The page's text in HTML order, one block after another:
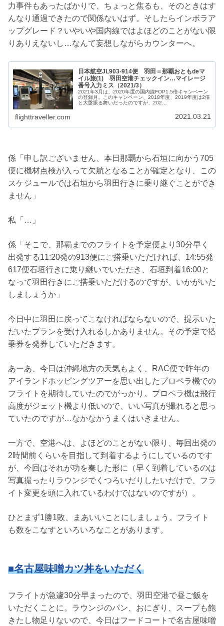
力事件もあったばかりで、ちょっと焦るも、そのときはす
んなり通過できたので関係ないはず。そしたらインボラア
ップグレード？いやいや国内線ではよほどのことがない限
りありえないし…なんて妄想しながらカウンターへ。
日本航空JL903-914便 羽田＝那覇おともdeマ
イル旅(1) 羽田空港チェックイン…マイレージ
番号入力ミス（2021/3）
2021年3月は、2020年度の国内線FOP1.5倍キャンペーン
の登録月。このキャンペーン、2018年度、2019年度は2倍
と大盤振る舞いだったのですが、202...
flighttraveller.com 2021.03.21
係「申し訳ございません、本日那覇から石垣に向かう705
便に機材点検が入って欠航となることが確定となり、この
スケジュールでは石垣から羽田行きに乗り継ぐことができ
ません」
私「…」
係「そこで、那覇までのフライトを予定便より30分早く
出発する11:20発の913便にご搭乗いただければ、14:55発
617便石垣行きに乗り継いでいただき、石垣到着16:00と
なって羽田行きにご搭乗いただけるのですが、いかがいた
しましょうか」
今日中に羽田に戻ってこなければならないので、提示いた
だいたプランを受け入れるしかありません。その予定で搭
乗券を発券していただきます。
あーあ、今日は沖縄地方の天気もよく、RAC便で昨年の
アイランドホッピングツアーを思い出したプロペラ機での
フライトを期待していたのでがっかり。プロペラ機は飛行
高度がジェット機より低いので、いい写真が撮れると思っ
ていたのですが…なかなかうまくはいきません。
一方で、空港へは、よほどのことがない限り、毎回出発の
2時間前くらいを目指して到着するようにしているのです
が、今回はそれが功を奏した形に（早く到着しているのは
写真撮ったりラウンジでくつろいだりしたいだけで、フラ
イト変更を頭に入れているわけではないのですが）。
ひとまず1勝1敗、まあいいことにしましょう。フライト
も数をこなすといろいろなことがあります。
■名古屋味噌カツ丼をいただく
フライトが急遽30分早まったので、羽田空港で昼ご飯を
いただくことに。ラウンジのパン、おにぎり、スープも飽
きたし物足りないので、今日はフードコートで名古屋味噌